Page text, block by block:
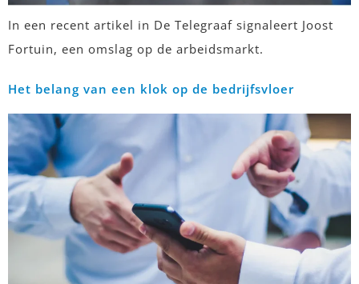
In een recent artikel in De Telegraaf signaleert Joost
Fortuin, een omslag op de arbeidsmarkt.
Het belang van een klok op de bedrijfsvloer